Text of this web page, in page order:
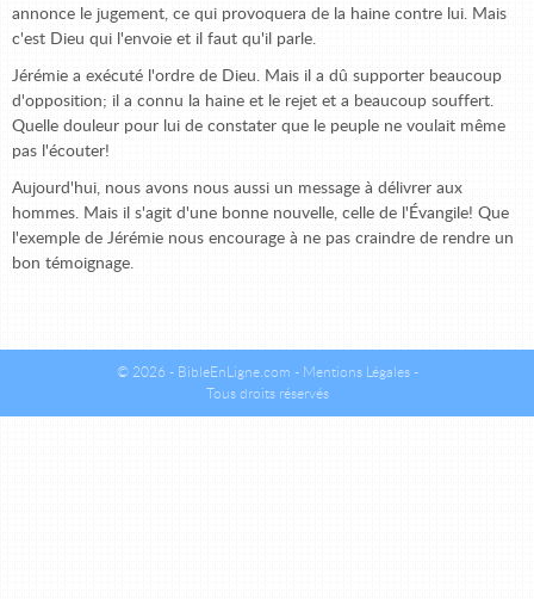
annonce le jugement, ce qui provoquera de la haine contre lui. Mais
c'est Dieu qui l'envoie et il faut qu'il parle.
Jérémie a exécuté l'ordre de Dieu. Mais il a dû supporter beaucoup
d'opposition; il a connu la haine et le rejet et a beaucoup souffert.
Quelle douleur pour lui de constater que le peuple ne voulait même
pas l'écouter!
Aujourd'hui, nous avons nous aussi un message à délivrer aux
hommes. Mais il s'agit d'une bonne nouvelle, celle de l'Évangile! Que
l'exemple de Jérémie nous encourage à ne pas craindre de rendre un
bon témoignage.
© 2026 - BibleEnLigne.com - Mentions Légales-
Tous droits réservés